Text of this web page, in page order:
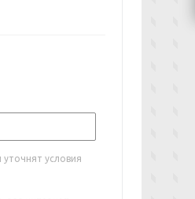
условия